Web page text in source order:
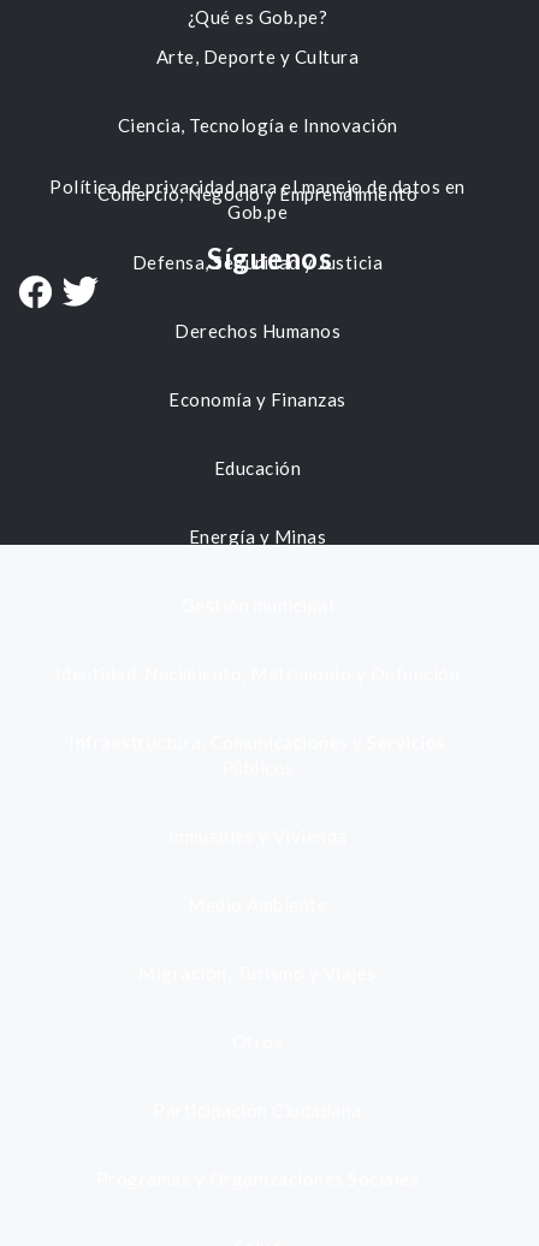
Arte, Deporte y Cultura
Ciencia, Tecnología e Innovación
Comercio, Negocio y Emprendimiento
Defensa, Seguridad y Justicia
Derechos Humanos
Economía y Finanzas
Educación
Energía y Minas
¿Qué es Gob.pe?
Política de privacidad para el manejo de datos en
Gob.pe
Síguenos